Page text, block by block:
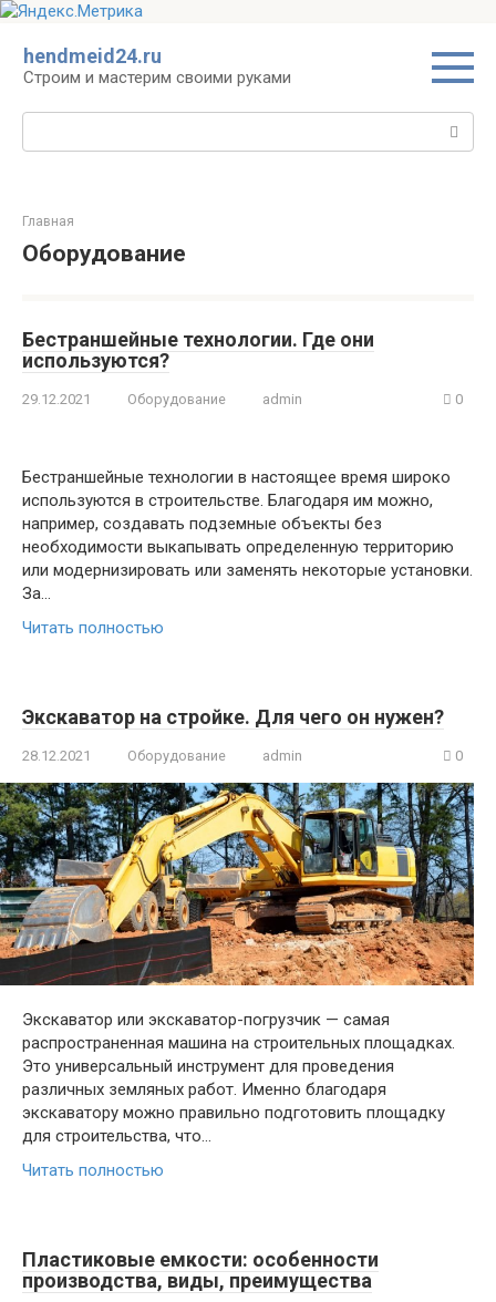
контенту
hendmeid24.ru
Строим и мастерим своими руками
Поиск:
Главная
Оборудование
Бестраншейные технологии. Где они
используются?
29.12.2021 Оборудование admin 0
Бестраншейные технологии в настоящее время широко
используются в строительстве. Благодаря им можно,
например, создавать подземные объекты без
необходимости выкапывать определенную территорию
или модернизировать или заменять некоторые установки.
За…
Читать полностью
Экскаватор на стройке. Для чего он нужен?
28.12.2021 Оборудование admin 0
Экскаватор или экскаватор-погрузчик — самая
распространенная машина на строительных площадках.
Это универсальный инструмент для проведения
различных земляных работ. Именно благодаря
экскаватору можно правильно подготовить площадку
для строительства, что…
Читать полностью
Пластиковые емкости: особенности
производства, виды, преимущества